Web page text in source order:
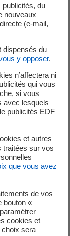
des 80
du
nouveaux
(e-mail,
dispensés du
y opposer.
n’affectera ni
qui vous
si vous
avec lesquels
publicités EDF
et autres
traitées sur vos
que vous avez
de vos
bouton «
cookies et
sera